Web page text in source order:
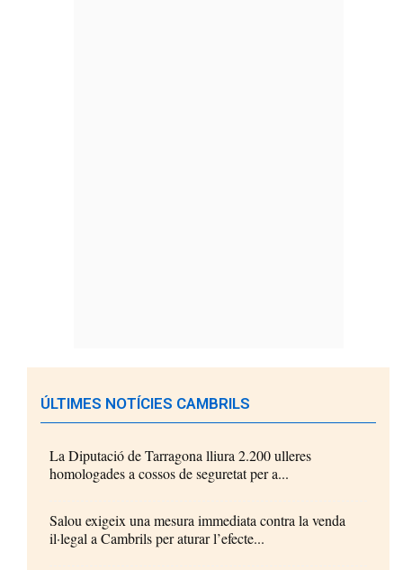
ÚLTIMES NOTÍCIES CAMBRILS
La Diputació de Tarragona lliura 2.200 ulleres
homologades a cossos de seguretat per a...
Salou exigeix una mesura immediata contra la venda
il·legal a Cambrils per aturar l’efecte...